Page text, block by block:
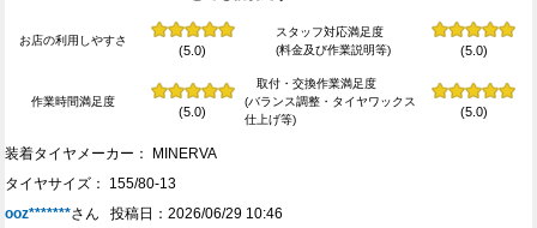
お店の利用しやすさ
(5.0)
スタッフ対応満足度
(料金及び作業説明等)
(5.0)
作業時間満足度
(5.0)
取付・交換作業満足度
(バランス調整・タイヤワックス
仕上げ等)
(5.0)
装着タイヤメーカー： MINERVA
タイヤサイズ： 155/80-13
ooz*******さん 投稿日：2026/06/29 10:46